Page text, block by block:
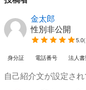
金太郎
性別非公開
5.0(
身分証 電話番号 法人書
自己紹介文が設定さ